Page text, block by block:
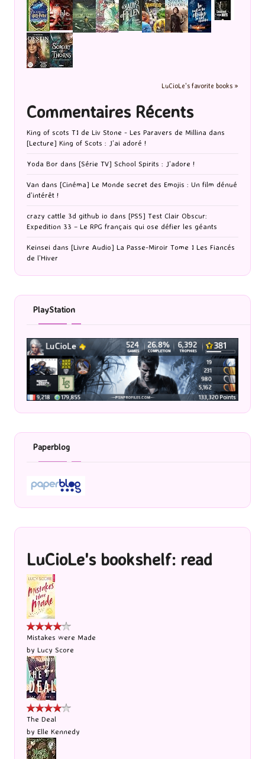
LuCioLe's favorite books »
Commentaires Récents
King of scots T1 de Liv Stone - Les Paravers de Millina dans
[Lecture] King of Scots : J’ai adoré !
Yoda Bor dans [Série TV] School Spirits : J’adore !
Van dans [Cinéma] Le Monde secret des Emojis : Un film dénué
d’intérêt !
crazy cattle 3d github io dans [PS5] Test Clair Obscur:
Expedition 33 – Le RPG français qui ose défier les géants
Keinsei dans [Livre Audio] La Passe-Miroir Tome 1 Les Fiancés
de l’Hiver
PlayStation
Paperblog
LuCioLe's bookshelf: read
Mistakes were Made
by Lucy Score
The Deal
by Elle Kennedy